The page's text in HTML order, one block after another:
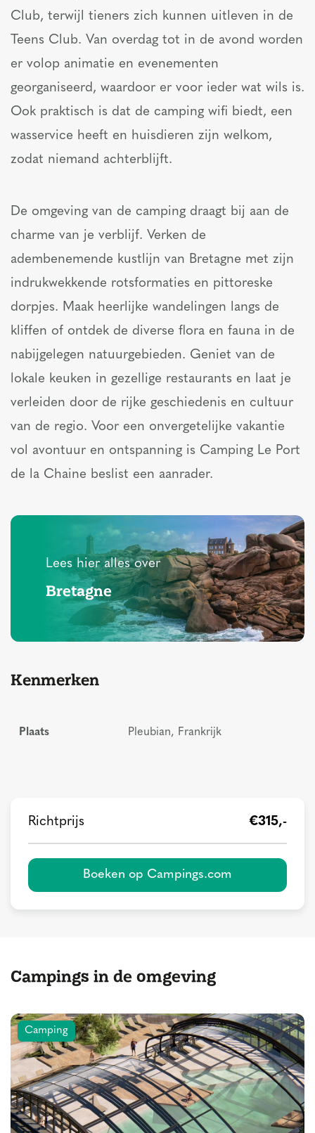
Club, terwijl tieners zich kunnen uitleven in de
Teens Club. Van overdag tot in de avond worden
er volop animatie en evenementen
georganiseerd, waardoor er voor ieder wat wils is.
Ook praktisch is dat de camping wifi biedt, een
wasservice heeft en huisdieren zijn welkom,
zodat niemand achterblijft.
De omgeving van de camping draagt bij aan de
charme van je verblijf. Verken de
adembenemende kustlijn van Bretagne met zijn
indrukwekkende rotsformaties en pittoreske
dorpjes. Maak heerlijke wandelingen langs de
kliffen of ontdek de diverse flora en fauna in de
nabijgelegen natuurgebieden. Geniet van de
lokale keuken in gezellige restaurants en laat je
verleiden door de rijke geschiedenis en cultuur
van de regio. Voor een onvergetelijke vakantie
vol avontuur en ontspanning is Camping Le Port
de la Chaine beslist een aanrader.
Lees hier alles over
Bretagne
Kenmerken
Plaats Pleubian, Frankrijk
Richtprijs €315,-
Boeken op Campings.com
Campings in de omgeving
Camping